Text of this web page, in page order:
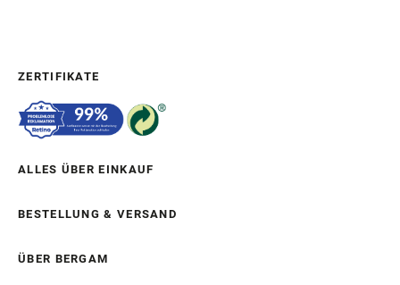
ZERTIFIKATE
ALLES ÜBER EINKAUF
BESTELLUNG & VERSAND
ÜBER BERGAM